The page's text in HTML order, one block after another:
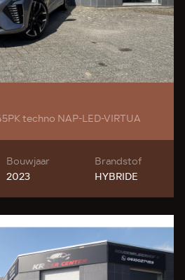
techno NAP-LED-VIRTUA
Bouwjaar
2023
Brandstof
HYBRIDE